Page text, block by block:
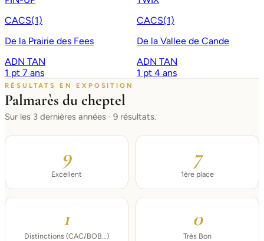
CACS(1)
De la Prairie des Fees
ADN TAN
1 pt 7 ans
CACS(1)
De la Vallee de Cande
ADN TAN
1 pt 4 ans
RÉSULTATS EN EXPOSITION
Palmarès du cheptel
Sur les 3 dernières années · 9 résultats.
9
Excellent
7
1ère place
1
Distinctions (CAC/BOB…)
0
Très Bon